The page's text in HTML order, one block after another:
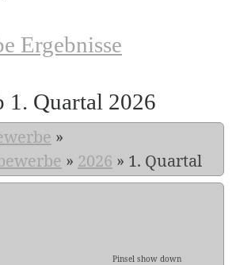
Ergebnisse
1. Quartal 2026
»
» 2026 » 1. Quartal
Pinsel show down